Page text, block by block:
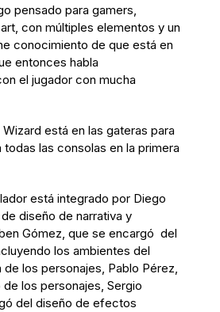
pensado para gamers,
con múltiples elementos y un
conocimiento de que está en
entonces habla
el jugador con mucha
está en las gateras para
las consolas en la primera
está integrado por Diego
diseño de narrativa y
Gómez, que se encargó del
los ambientes del
los personajes, Pablo Pérez,
los personajes, Sergio
del diseño de efectos